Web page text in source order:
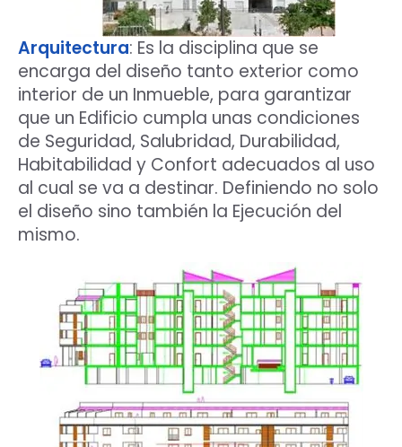
Arquitectura: Es la disciplina que se
encarga del diseño tanto exterior como
interior de un Inmueble, para garantizar
que un Edificio cumpla unas condiciones
de Seguridad, Salubridad, Durabilidad,
Habitabilidad y Confort adecuados al uso
al cual se va a destinar. Definiendo no solo
el diseño sino también la Ejecución del
mismo.